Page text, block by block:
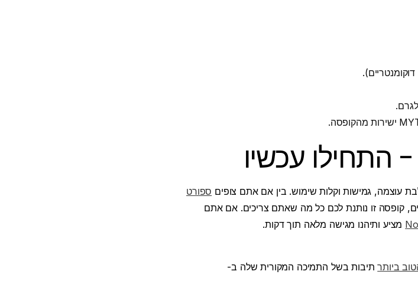
התחילו עכשיו
עוצמה, גמישות וקלות שימוש. בין אם אתם צופים ספורט
קופסה זו נותנת לכם כל מה שאתם צריכים. אם אתם
מציע ותיהנו מגישה מלאה תוך דקות.
תיבות בשל התמיכה המקורית שלה ב-